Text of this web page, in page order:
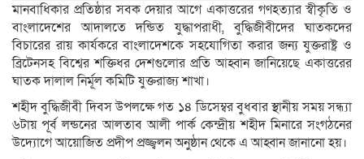
মানবাধিকার প্রতিষ্ঠার সবক দেয়ার আগে একাত্তরের গণহত্যার স্বীকৃতি ও
বাংলাদেশের আদালতে দন্ডিত যুদ্ধাপরাধী, বুদ্ধিজীবীদের ঘাতকদের
বিচারের রায় কার্যকরে বাংলাদেশকে সহযোগিতা করার জন্য যুক্তরাষ্ট্র ও
ব্রিটেনসহ বিশ্বের শক্তিধর দেশগুলোর প্রতি আহ্বান জানিয়েছে একাত্তরের
ঘাতক দালাল নির্মূল কমিটি যুক্তরাজ্য শাখা।
শহীদ বুদ্ধিজীবী দিবস উপলক্ষে গত ১৪ ডিসেম্বর বুধবার স্থানীয় সময় সন্ধ্যা
৬টায় পূর্ব লন্ডনের আলতাব আলী পার্ক কেন্দ্রীয় শহীদ মিনারে সংগঠনের
উদ্যোগে আয়োজিত প্রদীপ প্রজ্জ্বলন অনুষ্ঠান থেকে এ আহ্বান জানানো হয়।